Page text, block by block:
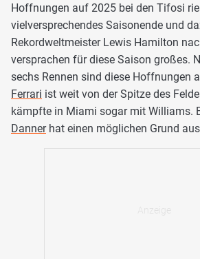
Hoffnungen auf 2025 bei den Tifosi
vielversprechendes Saisonende und
Rekordweltmeister Lewis Hamilton
versprachen für diese Saison großes.
sechs Rennen sind diese Hoffnungen
Ferrari ist weit von der Spitze des
kämpfte in Miami sogar mit Williams.
Dannerhat einen möglichen Grund